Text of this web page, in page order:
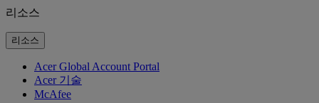
리소스
리소스
Acer Global Account Portal
Acer 기술
McAfee